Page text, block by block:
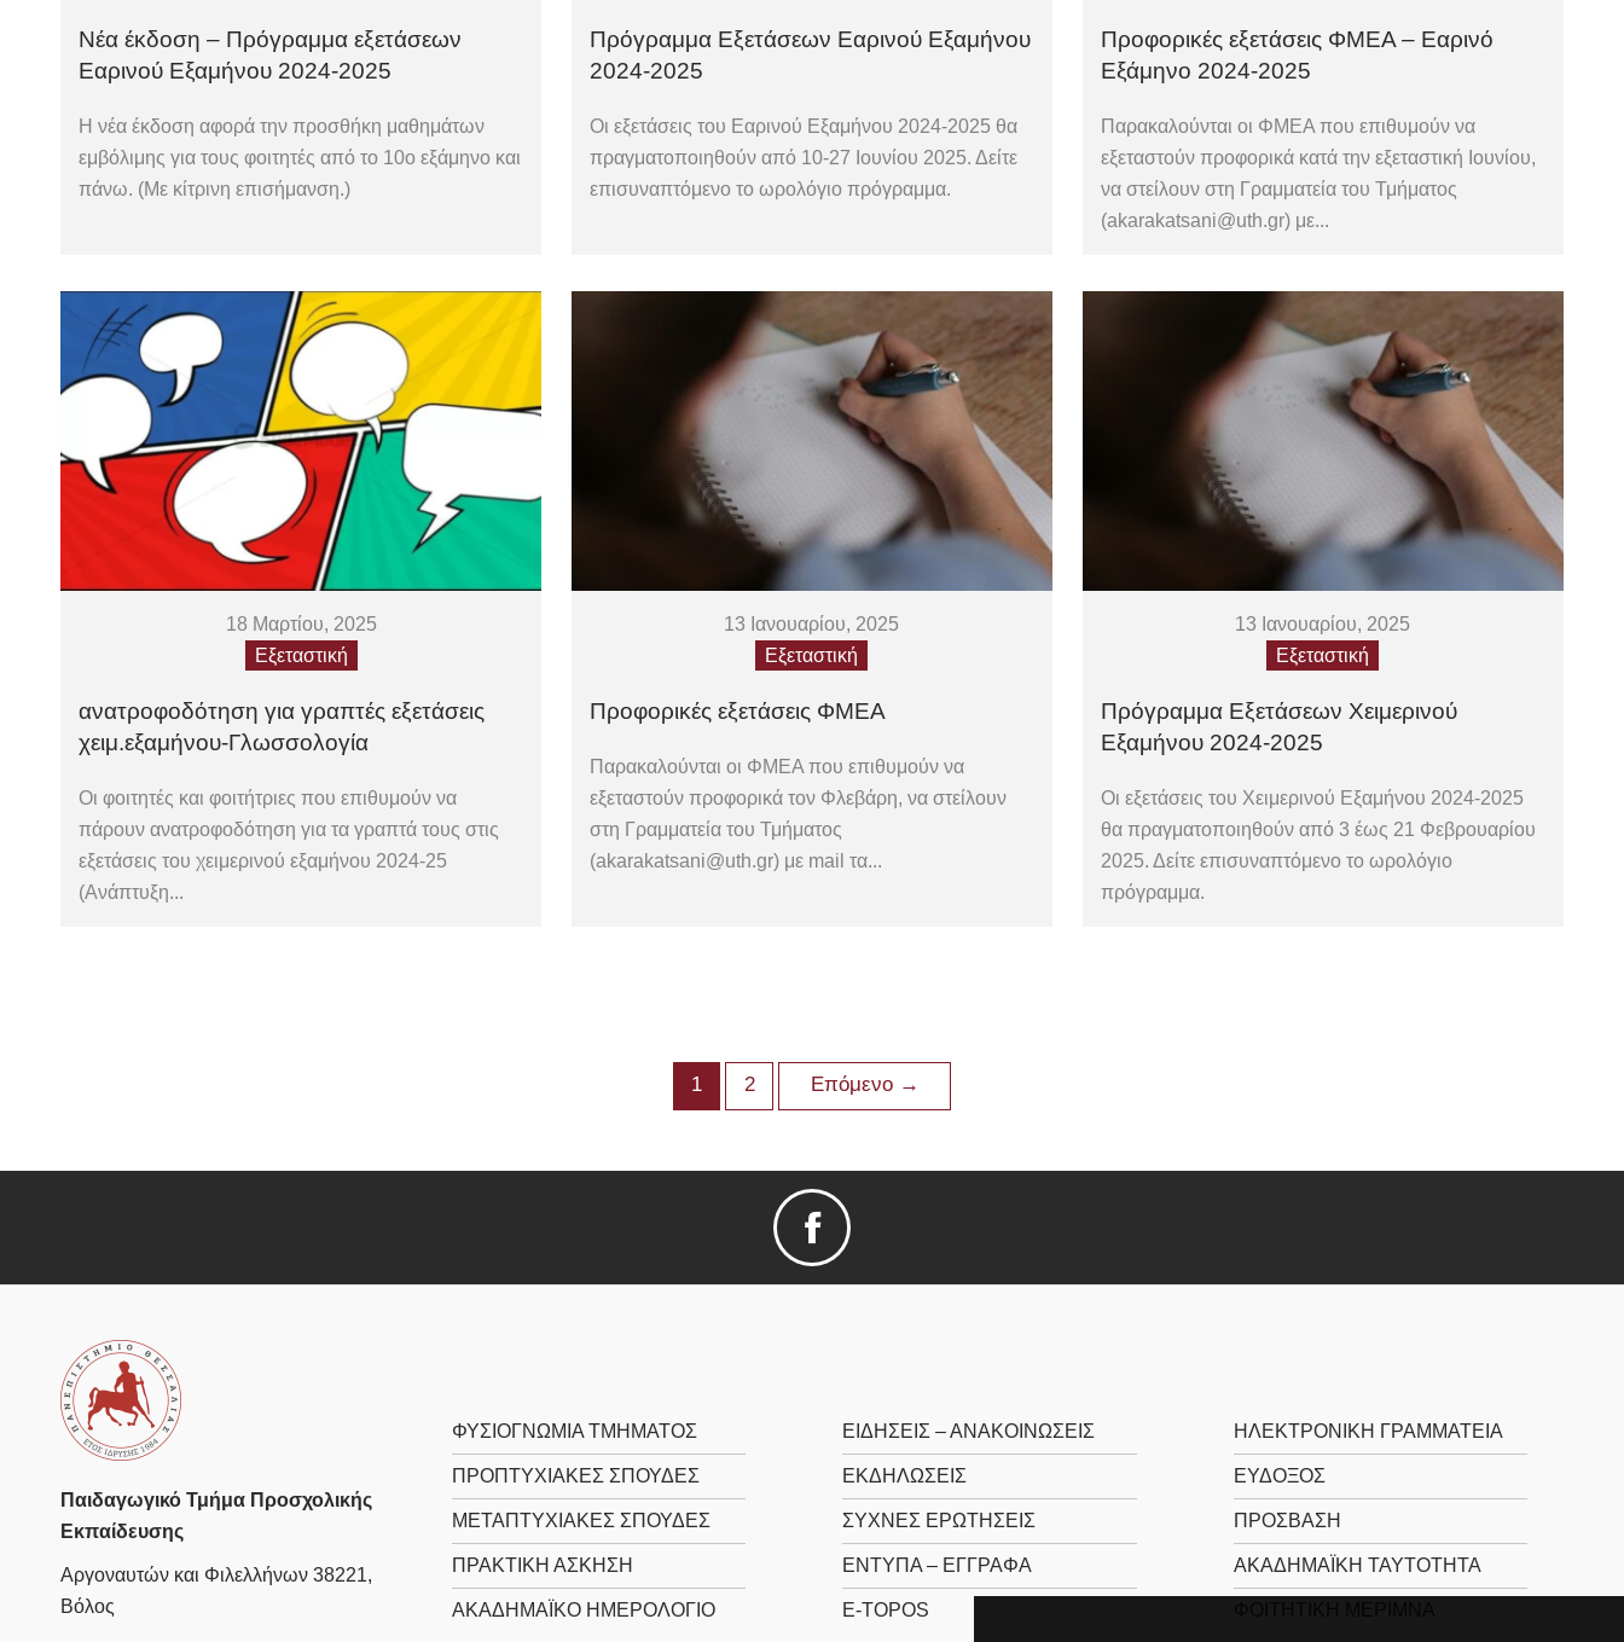
Νέα έκδοση – Πρόγραμμα εξετάσεων
Εαρινού Εξαμήνου 2024-2025
Η νέα έκδοση αφορά την προσθήκη μαθημάτων
εμβόλιμης για τους φοιτητές από το 10ο εξάμηνο και
πάνω. (Με κίτρινη επισήμανση.)
Πρόγραμμα Εξετάσεων Εαρινού Εξαμήνου
2024-2025
Οι εξετάσεις του Εαρινού Εξαμήνου 2024-2025 θα
πραγματοποιηθούν από 10-27 Ιουνίου 2025. Δείτε
επισυναπτόμενο το ωρολόγιο πρόγραμμα.
Προφορικές εξετάσεις ΦΜΕΑ – Εαρινό
Εξάμηνο 2024-2025
Παρακαλούνται οι ΦΜΕΑ που επιθυμούν να
εξεταστούν προφορικά κατά την εξεταστική Ιουνίου,
να στείλουν στη Γραμματεία του Τμήματος
(akarakatsani@uth.gr) με...
18 Μαρτίου, 2025
Εξεταστική
ανατροφοδότηση για γραπτές εξετάσεις
χειμ.εξαμήνου-Γλωσσολογία
Οι φοιτητές και φοιτήτριες που επιθυμούν να
πάρουν ανατροφοδότηση για τα γραπτά τους στις
εξετάσεις του χειμερινού εξαμήνου 2024-25
(Ανάπτυξη...
13 Ιανουαρίου, 2025
Εξεταστική
Προφορικές εξετάσεις ΦΜΕΑ
Παρακαλούνται οι ΦΜΕΑ που επιθυμούν να
εξεταστούν προφορικά τον Φλεβάρη, να στείλουν
στη Γραμματεία του Τμήματος
(akarakatsani@uth.gr) με mail τα...
13 Ιανουαρίου, 2025
Εξεταστική
Πρόγραμμα Εξετάσεων Χειμερινού
Εξαμήνου 2024-2025
Οι εξετάσεις του Χειμερινού Εξαμήνου 2024-2025
θα πραγματοποιηθούν από 3 έως 21 Φεβρουαρίου
2025. Δείτε επισυναπτόμενο το ωρολόγιο
πρόγραμμα.
1 2 Επόμενο →
Παιδαγωγικό Τμήμα Προσχολικής
Εκπαίδευσης
Αργοναυτών και Φιλελλήνων 38221,
Βόλος
ΦΥΣΙΟΓΝΩΜΊΑ TΜΉΜΑΤΟΣ
ΠΡΟΠΤΥΧΙΑΚΈΣ ΣΠΟΥΔΈΣ
ΜΕΤΑΠΤΥΧΙΑΚΈΣ ΣΠΟΥΔΈΣ
ΠΡΑΚΤΙΚΉ ΆΣΚΗΣΗ
ΑΚΑΔΗΜΑΪΚΌ ΗΜΕΡΟΛΌΓΙΟ
ΕΙΔΉΣΕΙΣ – ΑΝΑΚΟΙΝΏΣΕΙΣ
ΕΚΔΗΛΏΣΕΙΣ
ΣΥΧΝΈΣ ΕΡΩΤΉΣΕΙΣ
ΈΝΤΥΠΑ – ΈΓΓΡΑΦΑ
E-TOPOS
ΗΛΕΚΤΡΟΝΙΚΉ ΓΡΑΜΜΑΤΕΊΑ
ΕΥΔΟΞΟΣ
ΠΡΟΣΒΑΣΗ
ΑΚΑΔΗΜΑΪΚΉ ΤΑΥΤΌΤΗΤΑ